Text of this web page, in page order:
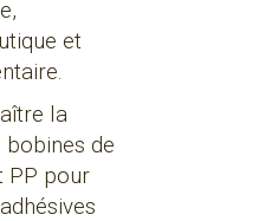
et
la
bobines de
PP pour